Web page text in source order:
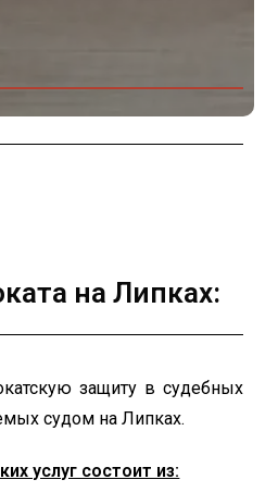
на Липках:
защиту в судебных
судом на Липках.
услуг состоит из: